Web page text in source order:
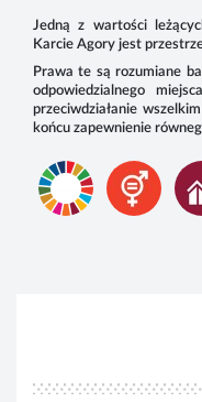
Jedną z wartości
Karcie Agory jest
Prawa te są rozumiane
odpowiedzialnego
przeciwdziałanie
końcu zapewnienie